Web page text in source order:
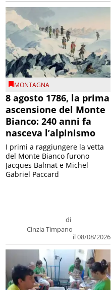
MONTAGNA
8 agosto 1786, la prima
ascensione del Monte
Bianco: 240 anni fa
nasceva l’alpinismo
di
Cinzia Timpano
il 08/08/2026
I primi a raggiungere la vetta
del Monte Bianco furono
Jacques Balmat e Michel
Gabriel Paccard